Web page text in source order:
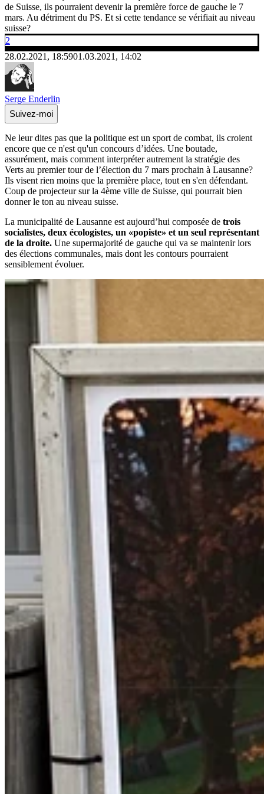
de Suisse, ils pourraient devenir la première force de gauche le 7
mars. Au détriment du PS. Et si cette tendance se vérifiait au niveau
suisse?
2
28.02.2021, 18:5901.03.2021, 14:02
Serge Enderlin
Suivez-moi
Ne leur dites pas que la politique est un sport de combat, ils croient
encore que ce n'est qu'un concours d’idées. Une boutade,
assurément, mais comment interpréter autrement la stratégie des
Verts au premier tour de l’élection du 7 mars prochain à Lausanne?
Ils visent rien moins que la première place, tout en s'en défendant.
Coup de projecteur sur la 4ème ville de Suisse, qui pourrait bien
donner le ton au niveau suisse.
La municipalité de Lausanne est aujourd’hui composée de trois
socialistes, deux écologistes, un «popiste» et un seul représentant
de la droite. Une supermajorité de gauche qui va se maintenir lors
des élections communales, mais dont les contours pourraient
sensiblement évoluer.